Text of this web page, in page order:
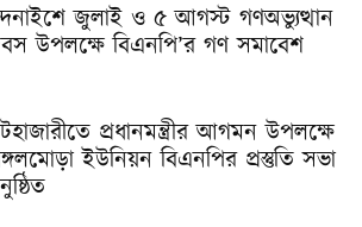
জুলাই ও ৫ আগস্ট গণঅভ্যুত্থান
উপলক্ষে বিএনপি’র গণ সমাবেশ
প্রধানমন্ত্রীর আগমন উপলক্ষে
ইউনিয়ন বিএনপির প্রস্তুতি সভা